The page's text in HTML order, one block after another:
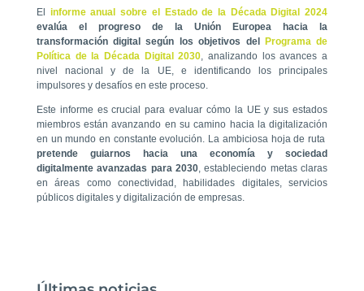
El informe anual sobre el Estado de la Década Digital 2024
evalúa el progreso de la Unión Europea hacia la
transformación digital según los objetivos del Programa de
Política de la Década Digital 2030 , analizando los avances a
nivel nacional y de la UE, e identificando los principales
impulsores y desafíos en este proceso.
Este informe es crucial para evaluar cómo la UE y sus estados
miembros están avanzando en su camino hacia la digitalización
en un mundo en constante evolución. La ambiciosa hoja de ruta
pretende guiarnos hacia una economía y sociedad
digitalmente avanzadas para 2030 , estableciendo metas claras
en áreas como conectividad, habilidades digitales, servicios
públicos digitales y digitalización de empresas.